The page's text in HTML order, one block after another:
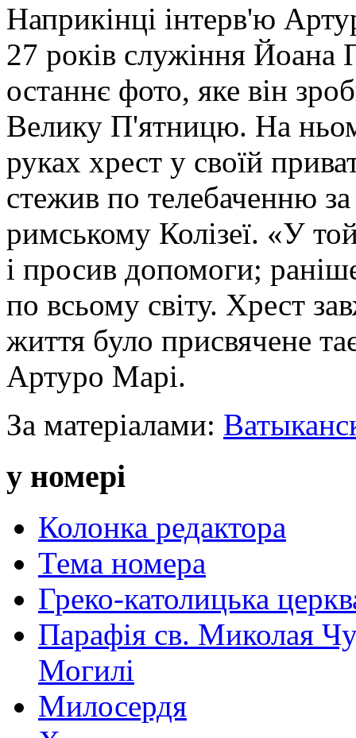
Наприкінці інтерв'ю
27 років служіння Йоана
останнє фото, яке він
Велику П'ятницю. На
руках хрест у своїй
стежив по телебаченню
римському Колізеї. «У
і просив допомоги;
по всьому світу. Хрест
життя було присвячене
Артуро Марі.
За матеріалами:
у номері
Колонка редактора
Тема номера
Греко-католицька
Парафія св. Миколая
Могилі
Милосердя